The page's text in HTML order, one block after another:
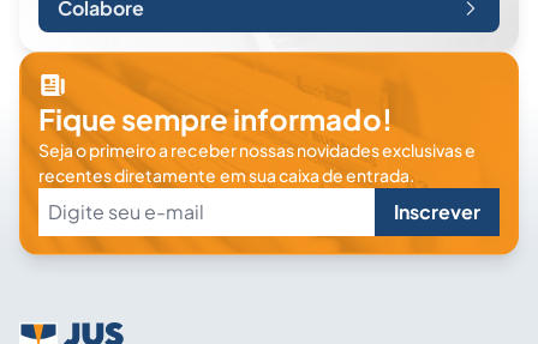
Colabore
Fique sempre informado!
Seja o primeiro a receber nossas novidades exclusivas e
recentes diretamente em sua caixa de entrada.
Inscrever